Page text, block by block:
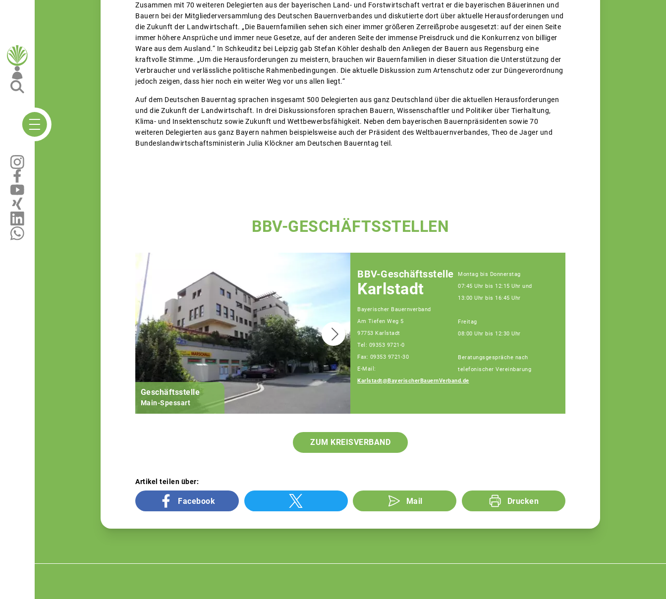
Zusammen mit 70 weiteren Delegierten aus der bayerischen Land- und Forstwirtschaft vertrat er die bayerischen Bäuerinnen und
Bauern bei der Mitgliederversammlung des Deutschen Bauernverbandes und diskutierte dort über aktuelle Herausforderungen und
die Zukunft der Landwirtschaft. „Die Bauernfamilien sehen sich einer immer größeren Zerreißprobe ausgesetzt: auf der einen Seite
immer höhere Ansprüche und immer neue Gesetze, auf der anderen Seite der immense Preisdruck und die Konkurrenz von billiger
Ware aus dem Ausland.“ In Schkeuditz bei Leipzig gab Stefan Köhler deshalb den Anliegen der Bauern aus Regensburg eine
kraftvolle Stimme. „Um die Herausforderungen zu meistern, brauchen wir Bauernfamilien in dieser Situation die Unterstützung der
Verbraucher und verlässliche politische Rahmenbedingungen. Die aktuelle Diskussion zum Artenschutz oder zur Düngeverordnung
jedoch zeigen, dass hier noch ein weiter Weg vor uns allen liegt.“
Auf dem Deutschen Bauerntag sprachen insgesamt 500 Delegierten aus ganz Deutschland über die aktuellen Herausforderungen
und die Zukunft der Landwirtschaft. In drei Diskussionsforen sprachen Bauern, Wissenschaftler und Politiker über Tierhaltung,
Klima- und Insektenschutz sowie Zukunft und Wettbewerbsfähigkeit. Neben dem bayerischen Bauernpräsidenten sowie 70
weiteren Delegierten aus ganz Bayern nahmen beispielsweise auch der Präsident des Weltbauernverbandes, Theo de Jager und
Bundeslandwirtschaftsministerin Julia Klöckner am Deutschen Bauerntag teil.
BBV-GESCHÄFTSSTELLEN
Geschäftsstelle
Main-Spessart
BBV-Geschäftsstelle
Karlstadt
Bayerischer Bauernverband
Am Tiefen Weg 5
97753 Karlstadt
Tel: 09353 9721-0
Fax: 09353 9721-30
E-Mail:
Karlstadt@BayerischerBauernVerband.de
Montag bis Donnerstag
07:45 Uhr bis 12:15 Uhr und
13:00 Uhr bis 16:45 Uhr
Freitag
08:00 Uhr bis 12:30 Uhr
Beratungsgespräche nach
telefonischer Vereinbarung
ZUM KREISVERBAND
Artikel teilen über:
Facebook Mail Drucken